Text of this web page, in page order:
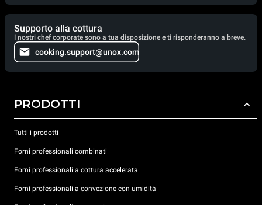
Supporto alla cottura
I nostri chef corporate sono a tua disposizione e ti risponderanno a breve.
cooking.support@unox.com
PRODOTTI
Tutti i prodotti
Forni professionali combinati
Forni professionali a cottura accelerata
Forni professionali a convezione con umidità